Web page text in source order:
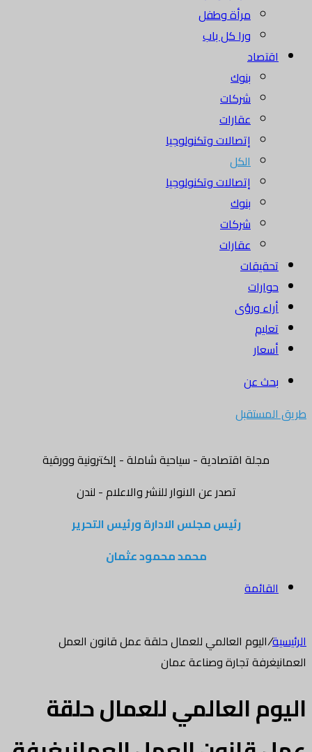
مرأة وطفل
ورا كل باب
اقتصاد
بنوك
شركات
عقارات
إتصالات وتكنولوجيا
الكل
إتصالات وتكنولوجيا
بنوك
شركات
عقارات
تحقيقات
حوارات
أراء ورؤى
تعليم
أسعار
بحث عن
طريق المستقبل
مجلة اقتصادية - سياحية شاملة - إلكترونية وورقية
تصدر عن الانوار للنشر والاعلام - لندن
رئيس مجلس الادارة ورئيس التحرير
محمد محمود عثمان
القائمة
الرئيسية/اليوم العالمي للعمال حلقة عمل قانون العمل
العمانيغرفة تجارة وصناعة عمان
اليوم العالمي للعمال حلقة